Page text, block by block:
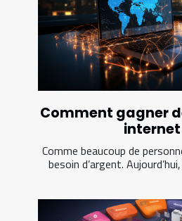
Comment gagner
internet
Comme beaucoup de
besoin d’argent.